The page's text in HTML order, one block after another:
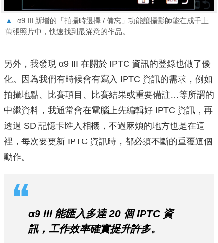
▲
α9 III 新增的「拍攝時選擇 / 備忘」功能讓攝影師能在成千上
萬張照片中，快速找到最滿意的作品。
另外，我發現 α9 III 在關於 IPTC 資訊的登錄也做了優
化。因為我們有時候會有寫入 IPTC 資訊的需求，例如
拍攝地點、比賽項目、比賽結果或重要備註…等所謂的
中繼資料，我通常會在電腦上先編輯好 IPTC 資訊，再
透過 SD 記憶卡匯入相機，不過麻煩的地方也是在這
裡，每次要更新 IPTC 資訊時，都必須不斷的重覆這個
動作。
α9 III 能匯入多達 20 個 IPTC 資
訊，工作效率確實提升許多。